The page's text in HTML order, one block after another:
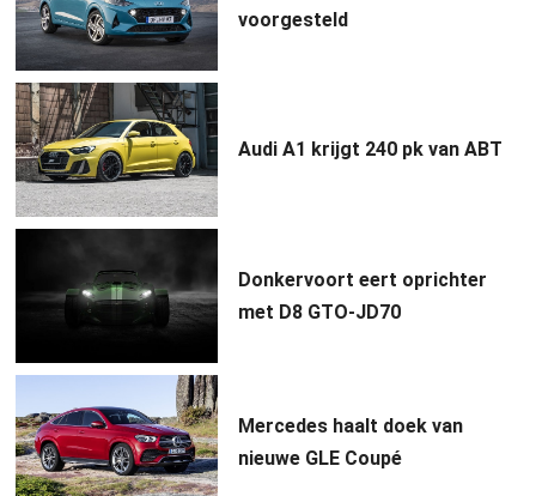
voorgesteld
Audi A1 krijgt 240 pk van ABT
Donkervoort eert oprichter
met D8 GTO-JD70
Mercedes haalt doek van
nieuwe GLE Coupé